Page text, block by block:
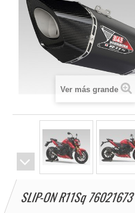
Ver más grande
SLIP-ON R11Sq 76021673